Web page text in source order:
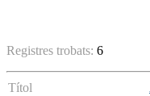
Registres trobats: 6
Títol